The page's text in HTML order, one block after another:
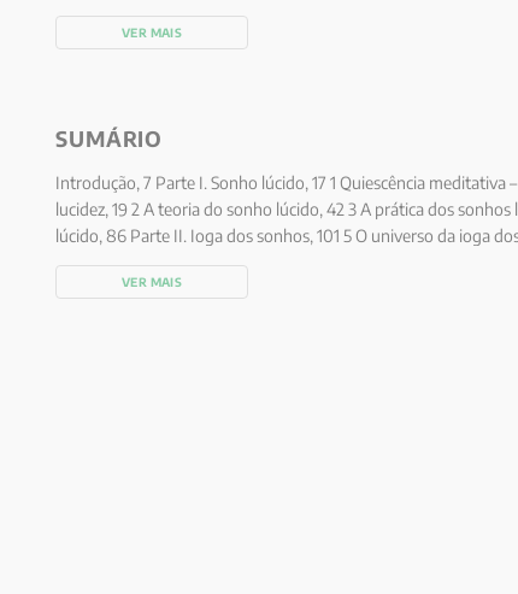
você está sonhando enquanto está no meio de um sonho. Há
qualquer pessoa pode aprender para se tornar um sonhador
VER MAIS
SUMÁRIO
Introdução, 7 Parte I. Sonho lúcido, 17 1 Quiescência meditativa
lucidez, 19 2 A teoria do sonho lúcido, 42 3 A prática dos
lúcido, 86 Parte II. Ioga dos sonhos, 101 5 O universo da ioga
ioga dos sonhos, 119 7 Prática noturna da ioga dos sonhos, 140
ensinamentos, 163 8 Colocando os sonhos para funcionar, 165
VER MAIS